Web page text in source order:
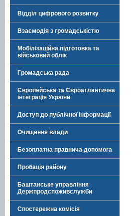
Відділ цифрового розвитку
Взаємодія з громадськістю
Мобілізаційна підготовка та
військовий облік
Громадська рада
Європейська та Євроатлантична
інтеграція України
Доступ до публічної інформації
Очищення влади
Безоплатна правнича допомога
Пробація району
Баштанське управління
Держпродспоживслужби
Спостережна комісія